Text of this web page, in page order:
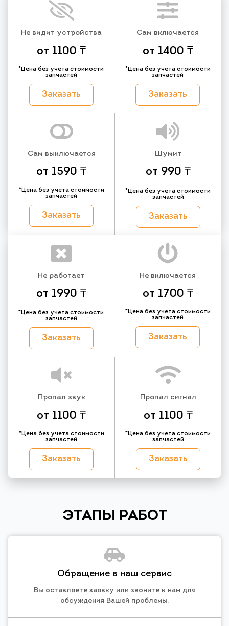
Не видит устройства
от 1100 ₸
*Цена без учета стоимости
запчастей
Заказать
Сам включается
от 1400 ₸
*Цена без учета стоимости
запчастей
Заказать
Сам выключается
от 1590 ₸
*Цена без учета стоимости
запчастей
Заказать
Шумит
от 990 ₸
*Цена без учета стоимости
запчастей
Заказать
Не работает
от 1990 ₸
*Цена без учета стоимости
запчастей
Заказать
Не включается
от 1700 ₸
*Цена без учета стоимости
запчастей
Заказать
Пропал звук
от 1100 ₸
*Цена без учета стоимости
запчастей
Заказать
Пропал сигнал
от 1100 ₸
*Цена без учета стоимости
запчастей
Заказать
ЭТАПЫ РАБОТ
Обращение в наш сервис
Вы оставляете заявку или звоните к нам для
обсуждения Вашей проблемы.